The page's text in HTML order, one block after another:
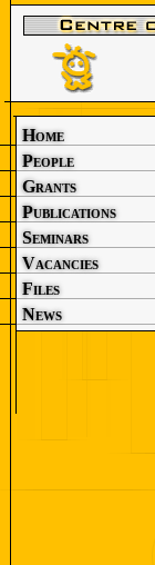
Home
People
Grants
Publications
Seminars
Vacancies
Files
News